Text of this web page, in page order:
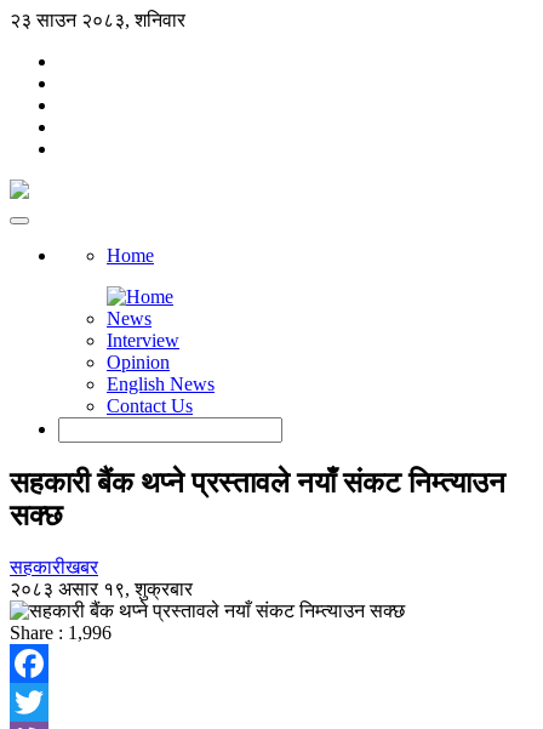
२३ साउन २०८३, शनिवार
Home
News
Interview
Opinion
English News
Contact Us
सहकारी बैंक थप्ने प्रस्तावले नयाँ संकट निम्त्याउन
सक्छ
सहकारीखबर
२०८३ असार १९, शुक्रबार
Share : 1,996
Facebook